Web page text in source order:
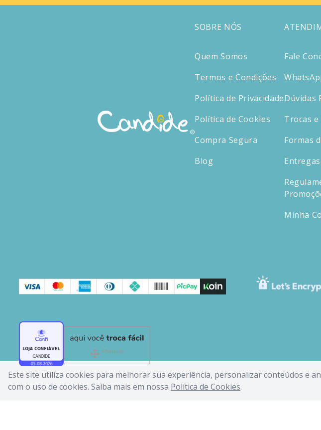
Este site utiliza cookies para melhorar sua experiência, personalizar conteúdos e
com o uso de cookies. Saiba mais em nossa Política de Cookies.
SOBRE NÓS
Quem Somos
Termos e Condições
Política de Privacidade
Política de Cookies
Compra Segura
Blog
Fale
Dúvidas
Trocas
Formas
Entregas
Minha